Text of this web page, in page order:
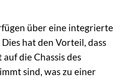
über eine integrierte
hat den Vorteil, dass
die Chassis des
sind, was zu einer